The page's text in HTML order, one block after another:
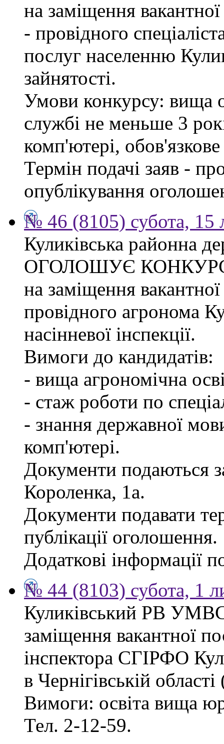
на заміщення
- провідного
послуг населенню
зайнятості.
Умови конкурсу: вища
службі не меньше 3
комп'ютері,
Термін подачі заяв -
опублікування
№ 46 (8105) субота, 15
Куликівська районна
ОГОЛОШУЄ
на заміщення
провідного агронома
насінневої інспекції.
Вимоги до кандидатів:
- вища агрономічна
- стаж роботи по
- знання державної
комп'ютері.
Документи подаються
Короленка, 1а.
Документи подавати
публікації оголошення.
Додаткові інформації
№ 44 (8103) субота, 1
Куликівський РВ
заміщення вакантної
інспектора СГІРФО
в Чернігівській
Вимоги: освіта вища
Тел. 2-12-59.